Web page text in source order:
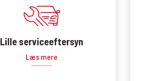
Lille serviceeftersyn
Læs mere